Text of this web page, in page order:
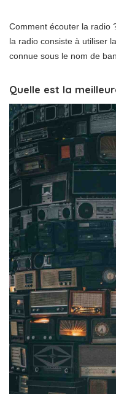
Comment écouter la radio
la radio consiste à utiliser
connue sous le nom de
Quelle est la